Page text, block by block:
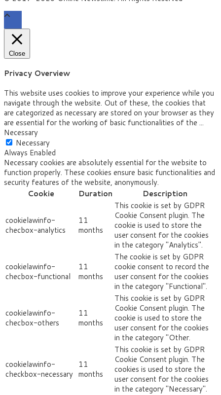
Close
Privacy Overview
This website uses cookies to improve your experience while you
navigate through the website. Out of these, the cookies that
are categorized as necessary are stored on your browser as they
are essential for the working of basic functionalities of the ...
Necessary
Necessary
Always Enabled
Necessary cookies are absolutely essential for the website to
function properly. These cookies ensure basic functionalities and
security features of the website, anonymously.
Cookie
Duration Description
cookielawinfo-
checbox-analytics
11
months
This cookie is set by GDPR
Cookie Consent plugin. The
cookie is used to store the
user consent for the cookies
in the category "Analytics".
cookielawinfo-
checbox-functional
11
months
The cookie is set by GDPR
cookie consent to record the
user consent for the cookies
in the category "Functional".
cookielawinfo-
checbox-others
11
months
This cookie is set by GDPR
Cookie Consent plugin. The
cookie is used to store the
user consent for the cookies
in the category "Other.
cookielawinfo-
checkbox-necessary
11
months
This cookie is set by GDPR
Cookie Consent plugin. The
cookies is used to store the
user consent for the cookies
in the category "Necessary".